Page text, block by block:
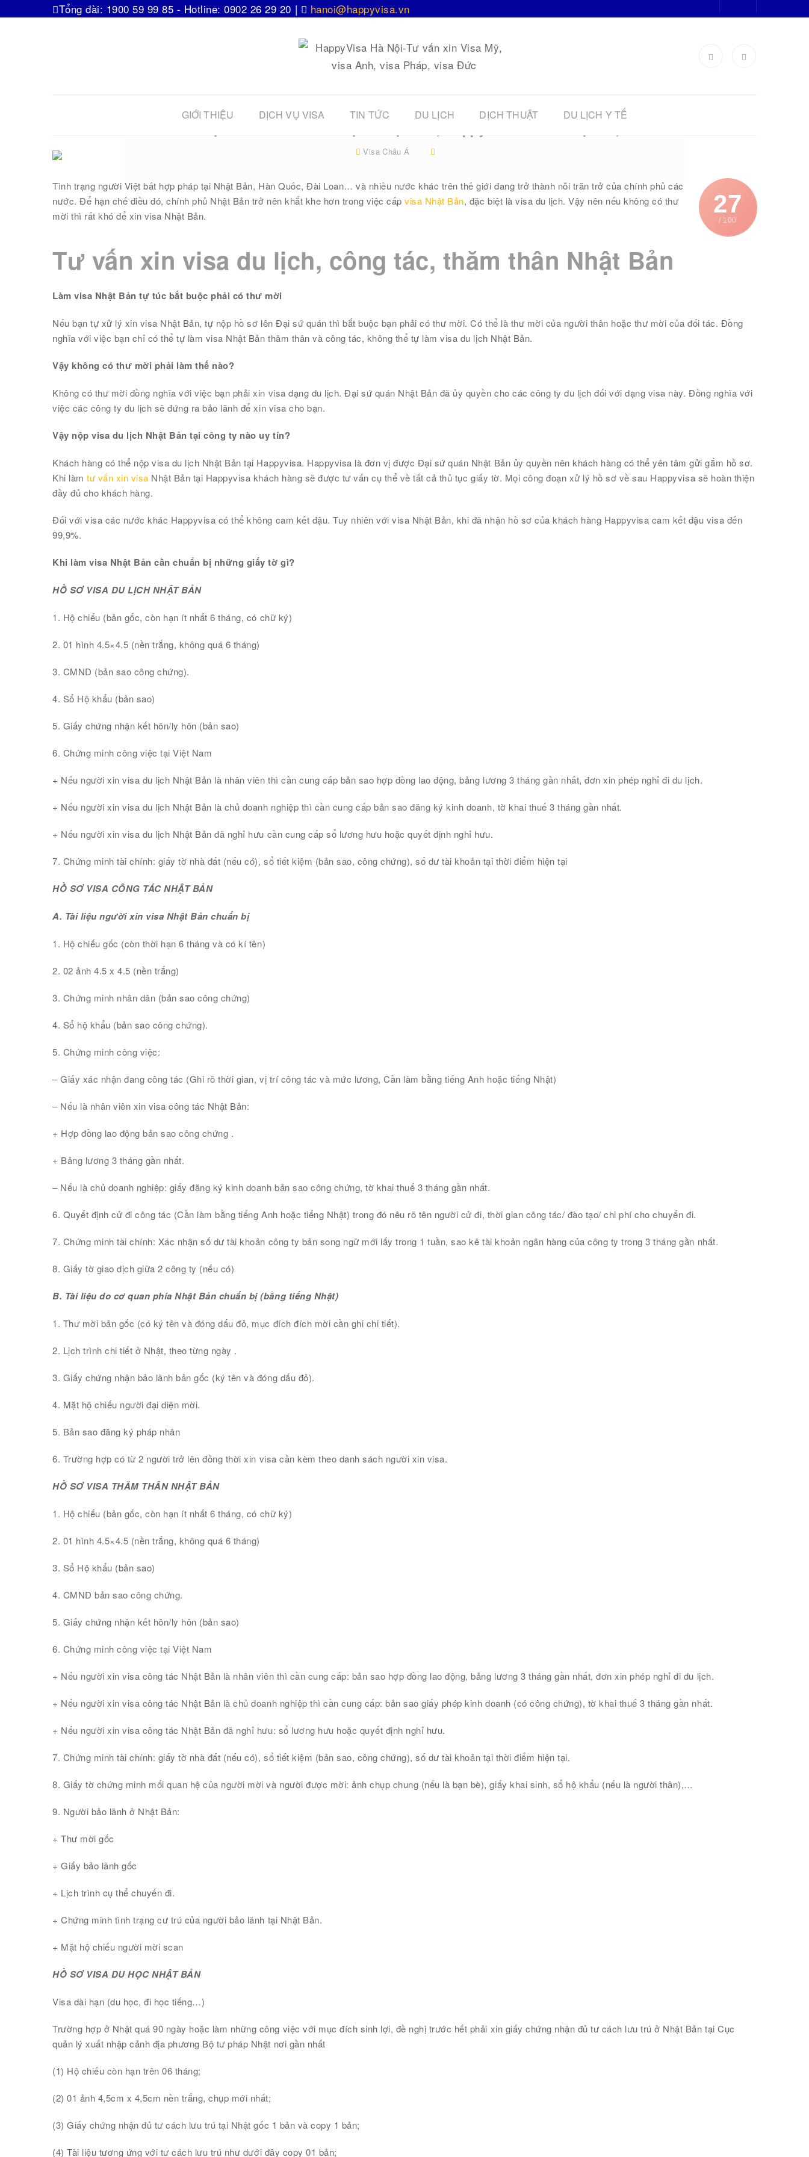
Tổng đài: 1900 59 99 85 - Hotline: 0902 26 29 20 | hanoi@happyvisa.vn
GIỚI THIỆU DỊCH VỤ VISA TIN TỨC DU LỊCH DỊCH THUẬT DU LỊCH Y TẾ
Visa Châu Á
27
/ 100
Tình trạng người Việt bất hợp pháp tại Nhật Bản, Hàn Quốc, Đài Loan… và nhiều nước khác trên thế giới đang trở thành nỗi trăn trở của chính phủ các
nước. Để hạn chế điều đó, chính phủ Nhật Bản trở nên khắt khe hơn trong việc cấpvisa Nhật Bản, đặc biệt là visa du lịch. Vậy nên nếu không có thư
mời thì rất khó để xin visa Nhật Bản.
Tư vấn xin visa du lịch, công tác, thăm thân Nhật Bản
Làm visa Nhật Bản tự túc bắt buộc phải có thư mời
Nếu bạn tự xử lý xin visa Nhật Bản, tự nộp hồ sơ lên Đại sứ quán thì bắt buộc bạn phải có thư mời. Có thể là thư mời của người thân hoặc thư mời của đối tác. Đồng
nghĩa với việc bạn chỉ có thể tự làm visa Nhật Bản thăm thân và công tác, không thể tự làm visa du lịch Nhật Bản.
Vậy không có thư mời phải làm thế nào?
Không có thư mời đồng nghĩa với việc bạn phải xin visa dạng du lịch. Đại sứ quán Nhật Bản đã ủy quyền cho các công ty du lịch đối với dạng visa này. Đồng nghĩa với
việc các công ty du lịch sẽ đứng ra bảo lãnh để xin visa cho bạn.
Vậy nộp visa du lịch Nhật Bản tại công ty nào uy tín?
Khách hàng có thể nộp visa du lịch Nhật Bản tại Happyvisa. Happyvisa là đơn vị được Đại sứ quán Nhật Bản ủy quyền nên khách hàng có thể yên tâm gửi gắm hồ sơ.
Khi làmtư vấn xin visa Nhật Bản tại Happyvisa khách hàng sẽ được tư vấn cụ thể về tất cả thủ tục giấy tờ. Mọi công đoạn xử lý hồ sơ về sau Happyvisa sẽ hoàn thiện
đầy đủ cho khách hàng.
Đối với visa các nước khác Happyvisa có thể không cam kết đậu. Tuy nhiên với visa Nhật Bản, khi đã nhận hồ sơ của khách hàng Happyvisa cam kết đậu visa đến
99,9%.
Khi làm visa Nhật Bản cần chuẩn bị những giấy tờ gì?
HỒ SƠ VISA DU LỊCH NHẬT BẢN
1. Hộ chiếu (bản gốc, còn hạn ít nhất 6 tháng, có chữ ký)
2. 01 hình 4.5×4.5 (nền trắng, không quá 6 tháng)
3. CMND (bản sao công chứng).
4. Sổ Hộ khẩu (bản sao)
5. Giấy chứng nhận kết hôn/ly hôn (bản sao)
6. Chứng minh công việc tại Việt Nam
+ Nếu người xin visa du lịch Nhật Bản là nhân viên thì cần cung cấp bản sao hợp đồng lao động, bảng lương 3 tháng gần nhất, đơn xin phép nghỉ đi du lịch.
+ Nếu người xin visa du lịch Nhật Bản là chủ doanh nghiệp thì cần cung cấp bản sao đăng ký kinh doanh, tờ khai thuế 3 tháng gần nhất.
+ Nếu người xin visa du lịch Nhật Bản đã nghỉ hưu cần cung cấp sổ lương hưu hoặc quyết định nghỉ hưu.
7. Chứng minh tài chính: giấy tờ nhà đất (nếu có), sổ tiết kiệm (bản sao, công chứng), số dư tài khoản tại thời điểm hiện tại
HỒ SƠ VISA CÔNG TÁC NHẬT BẢN
A. Tài liệu người xin visa Nhật Bản chuẩn bị
1. Hộ chiếu gốc (còn thời hạn 6 tháng và có kí tên)
2. 02 ảnh 4.5 x 4.5 (nền trắng)
3. Chứng minh nhân dân (bản sao công chứng)
4. Sổ hộ khẩu (bản sao công chứng).
5. Chứng minh công việc:
– Giấy xác nhận đang công tác (Ghi rõ thời gian, vị trí công tác và mức lương, Cần làm bằng tiếng Anh hoặc tiếng Nhật)
– Nếu là nhân viên xin visa công tác Nhật Bản:
+ Hợp đồng lao động bản sao công chứng .
+ Bảng lương 3 tháng gần nhất.
– Nếu là chủ doanh nghiệp: giấy đăng ký kinh doanh bản sao công chứng, tờ khai thuế 3 tháng gần nhất.
6. Quyết định cử đi công tác (Cần làm bằng tiếng Anh hoặc tiếng Nhật) trong đó nêu rõ tên người cử đi, thời gian công tác/ đào tạo/ chi phí cho chuyến đi.
7. Chứng minh tài chính: Xác nhận số dư tài khoản công ty bản song ngữ mới lấy trong 1 tuần, sao kê tài khoản ngân hàng của công ty trong 3 tháng gần nhất.
8. Giấy tờ giao dịch giữa 2 công ty (nếu có)
B. Tài liệu do cơ quan phía Nhật Bản chuẩn bị (bằng tiếng Nhật)
1. Thư mời bản gốc (có ký tên và đóng dấu đỏ, mục đích đích mời cần ghi chi tiết).
2. Lịch trình chi tiết ở Nhật, theo từng ngày .
3. Giấy chứng nhận bảo lãnh bản gốc (ký tên và đóng dấu đỏ).
4. Mặt hộ chiếu người đại diện mời.
5. Bản sao đăng ký pháp nhân
6. Trường hợp có từ 2 người trở lên đồng thời xin visa cần kèm theo danh sách người xin visa.
HỒ SƠ VISA THĂM THÂN NHẬT BẢN
1. Hộ chiếu (bản gốc, còn hạn ít nhất 6 tháng, có chữ ký)
2. 01 hình 4.5×4.5 (nền trắng, không quá 6 tháng)
3. Sổ Hộ khẩu (bản sao)
4. CMND bản sao công chứng.
5. Giấy chứng nhận kết hôn/ly hôn (bản sao)
6. Chứng minh công việc tại Việt Nam
+ Nếu người xin visa công tác Nhật Bản là nhân viên thì cần cung cấp: bản sao hợp đồng lao động, bảng lương 3 tháng gần nhất, đơn xin phép nghỉ đi du lịch.
+ Nếu người xin visa công tác Nhật Bản là chủ doanh nghiệp thì cần cung cấp: bản sao giấy phép kinh doanh (có công chứng), tờ khai thuế 3 tháng gần nhất.
+ Nếu người xin visa công tác Nhật Bản đã nghỉ hưu: sổ lương hưu hoặc quyết định nghỉ hưu.
7. Chứng minh tài chính: giấy tờ nhà đất (nếu có), sổ tiết kiệm (bản sao, công chứng), số dư tài khoản tại thời điểm hiện tại.
8. Giấy tờ chứng minh mối quan hệ của người mời và người được mời: ảnh chụp chung (nếu là bạn bè), giấy khai sinh, sổ hộ khẩu (nếu là người thân),…
9. Người bảo lãnh ở Nhật Bản:
+ Thư mời gốc
+ Giấy bảo lãnh gốc
+ Lịch trình cụ thể chuyến đi.
+ Chứng minh tình trạng cư trú của người bảo lãnh tại Nhật Bản.
+ Mặt hộ chiếu người mời scan
HỒ SƠ VISA DU HỌC NHẬT BẢN
Visa dài hạn (du học, đi học tiếng…)
Trường hợp ở Nhật quá 90 ngày hoặc làm những công việc với mục đích sinh lợi, đề nghị trước hết phải xin giấy chứng nhận đủ tư cách lưu trú ở Nhật Bản tại Cục
quản lý xuất nhập cảnh địa phương Bộ tư pháp Nhật nơi gần nhất
(1) Hộ chiếu còn hạn trên 06 tháng;
(2) 01 ảnh 4,5cm x 4,5cm nền trắng, chụp mới nhất;
(3) Giấy chứng nhận đủ tư cách lưu trú tại Nhật gốc 1 bản và copy 1 bản;
(4) Tài liệu tương ứng với tư cách lưu trú như dưới đây copy 01 bản;